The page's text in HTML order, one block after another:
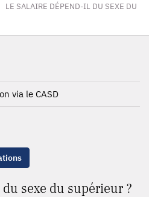
LE SALAIRE DÉPEND-IL DU SEXE DU
via le CASD
sexe du supérieur ?